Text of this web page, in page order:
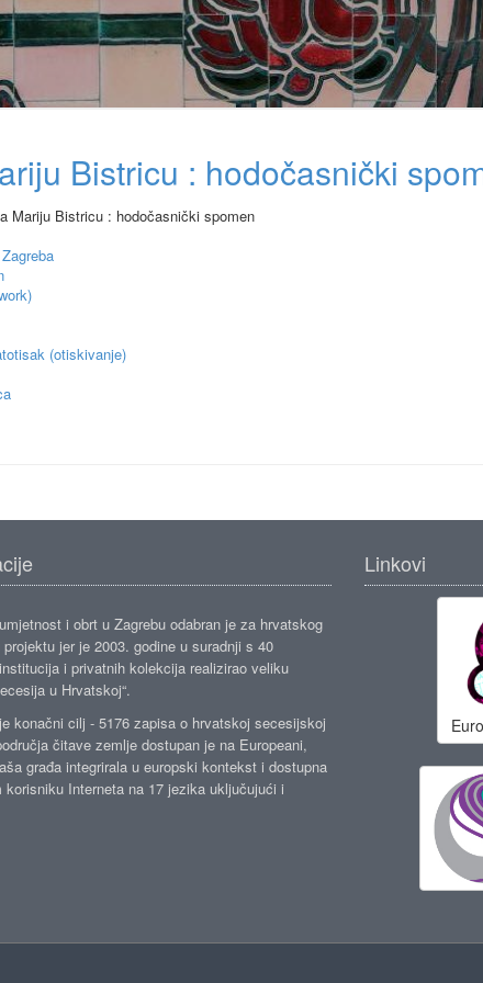
Bistricu : hodočasnički
Mariju Bistricu : hodočasnički spomen
(otiskivanje)
i obrt u Zagrebu odabran je za hrvatskog
projektu jer je 2003. godine u suradnji s 40
i privatnih kolekcija realizirao veliku
u Hrvatskoj“.
konačni cilj - 5176 zapisa o hrvatskoj secesijskoj
čitave zemlje dostupan je na Europeani,
građa integrirala u europski kontekst i dostupna
korisniku Interneta na 17 jezika uključujući i
Linkovi